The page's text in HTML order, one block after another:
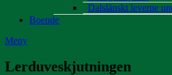
Dalslänskt leverne
Boende
Meny
Lerduveskjutningen